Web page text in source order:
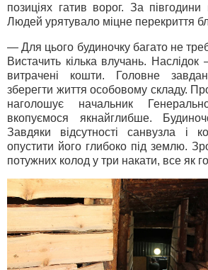
позиціях гатив ворог. За півгодини
Людей урятувало міцне перекриття
— Для цього будиночку багато не
Вистачить кілька влучань.
витрачені кошти. Головне
зберегти життя особовому складу.
наголошує начальник
вкопуємося якнайглибше.
Завдяки відсутності санвузла і
опустити його глибоко під землю.
потужних колод у три накати, все як